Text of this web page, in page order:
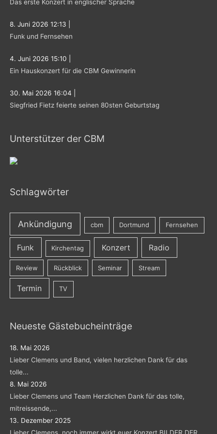
h
Das erste Konzert in englischer Sprache
8. Juni 2026 12:13
Funk und Fernsehen
4. Juni 2026 15:10
Ein Hauskonzert für die CBM Gewinnerin
30. Mai 2026 16:04
Siegfried Fietz feierte seinen 80sten Geburtstag
Unterstützer der CBM
Schlagwörter
Ankündigung cbm Dortmund Fernsehen
Funk Kirchentag Konzert Radio
Review Rückblick Seminar Stream
Termin TV
Neueste Gästebucheinträge
18. Mai 2026
Lieber Clemens und Band, vielen herzlichen Dank für das
tolle...
8. Mai 2026
Lieber Clemens und Team Herzlichen Dank für das tolle,
mitreissende,...
13. Dezember 2025
Lieber Clemens, noch immer wirkt euer Konzert BILDER DER